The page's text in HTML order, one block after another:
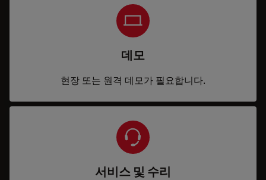
데모
현장 또는 원격 데모가 필요합니다.
서비스 및 수리